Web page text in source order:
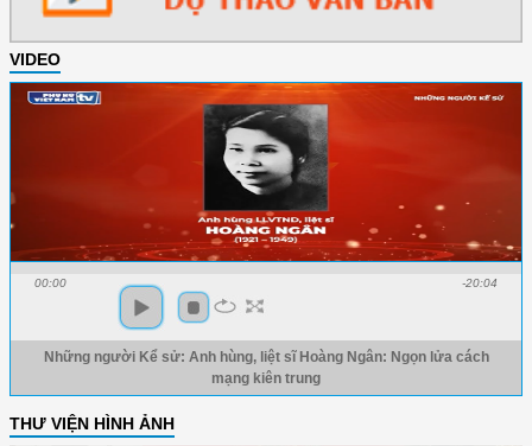
VIDEO
00:00 -20:04
Những người Kể sử: Anh hùng, liệt sĩ Hoàng Ngân: Ngọn lửa cách
mạng kiên trung
THƯ VIỆN HÌNH ẢNH